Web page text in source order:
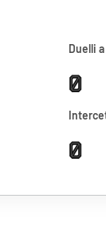
Duelli
0
0